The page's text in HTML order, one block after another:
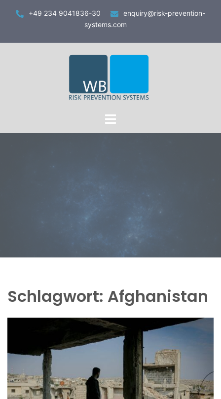
Inhalt
+49 234 9041836-30
enquiry@risk-prevention-
systems.com
Toggle
Schlagwort: Afghanistan